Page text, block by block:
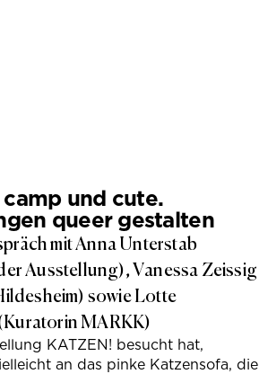
und cute.
queer gestalten
mit Anna Unterstab
Ausstellung), Vanessa Zeissig
sowie Lotte
MARKK)
KATZEN! besucht hat,
an das pinke Katzensofa, die